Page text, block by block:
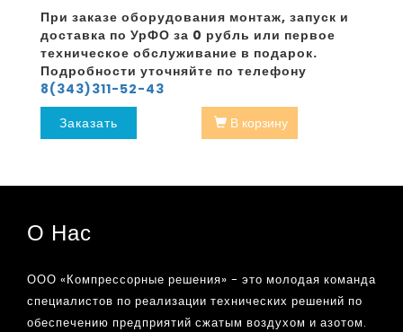
При заказе оборудования монтаж, запуск и
доставка по УрФО за 0 рубль или первое
техническое обслуживание в подарок.
Подробности уточняйте по телефону
8(343)311-52-43
Заказать
В корзину
О Нас
ООО «Компрессорные решения» - это молодая команда
специалистов по реализации технических решений по
обеспечению предприятий сжатым воздухом и азотом.